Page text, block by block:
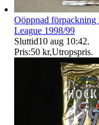
Oöppnad
League 1998/99
Sluttid10 aug 10:42.
Pris:50 kr,Utropspris.